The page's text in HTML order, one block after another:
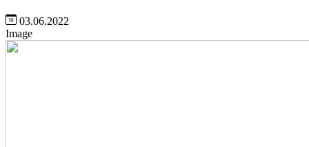
03.06.2022
Image